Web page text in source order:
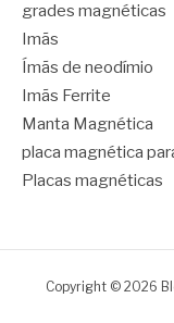
grades magnéticas
Imãs
Ímãs de neodímio
Imãs Ferrite
Manta Magnética
placa magnética
Placas magnéticas
Copyright © 2026